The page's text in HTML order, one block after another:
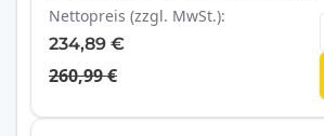
Nettopreis (zzgl. MwSt.)
234,89 €
260,99 €